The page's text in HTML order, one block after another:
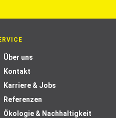
Über uns
Kontakt
Karriere & Jobs
Referenzen
Ökologie & Nachhaltigkeit